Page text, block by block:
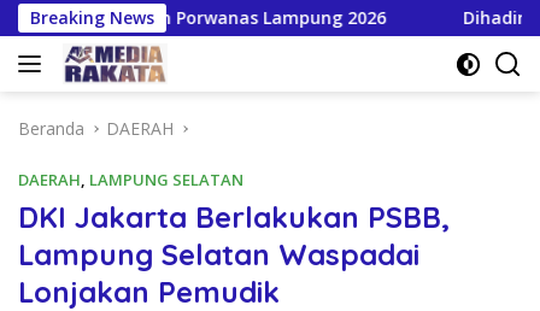
Langsung
ke
konten
Breaking News
dan Porwanas Lampung 2026 Dihadiri Bupati &
Beranda DAERAH
DAERAH, LAMPUNG SELATAN
DKI Jakarta Berlakukan PSBB,
Lampung Selatan Waspadai
Lonjakan Pemudik